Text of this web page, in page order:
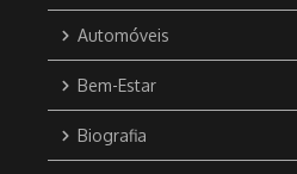
Automóveis
Bem-Estar
Biografia